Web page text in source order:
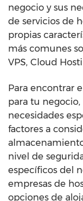
negocio y sus
de servicios de
propias
más comunes
VPS, Cloud
Para encontrar
para tu
necesidades
factores a
nivel de
específicos del
empresas de
opciones de